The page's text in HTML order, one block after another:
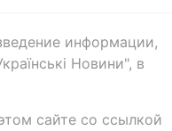
информации,
Новини", в
сайте со ссылкой